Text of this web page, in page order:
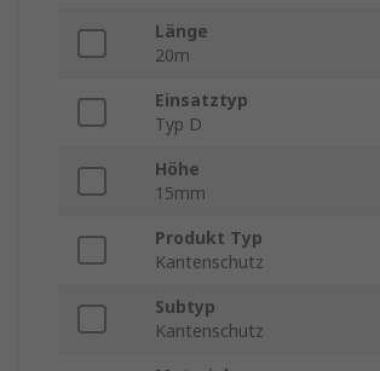
Länge
20m
Einsatztyp
Typ D
Höhe
15mm
Produkt Typ
Kantenschutz
Subtyp
Kantenschutz